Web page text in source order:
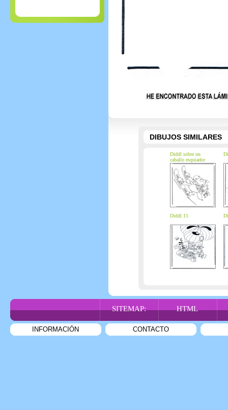
DIBUJOS SIMILARES
Diddl sobre un
caballo esquiador
Diddl 11
SITEMAP: HTML
INFORMACIÓN CONTACTO